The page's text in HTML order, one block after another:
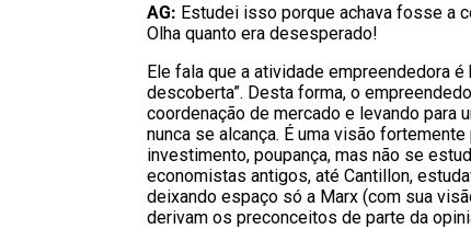
AG: Estudei isso porque achava fosse a
Olha quanto era desesperado!
Ele fala que a atividade empreendedora
descoberta”. Desta forma, o
coordenação de mercado e levando para
nunca se alcança. É uma visão
investimento, poupança, mas não se
economistas antigos, até Cantillon,
deixando espaço só a Marx (com sua
derivam os preconceitos de parte da